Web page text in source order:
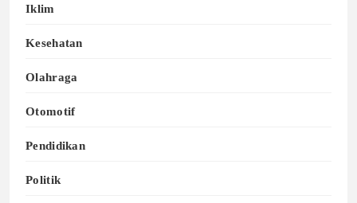
Iklim
Kesehatan
Olahraga
Otomotif
Pendidikan
Politik